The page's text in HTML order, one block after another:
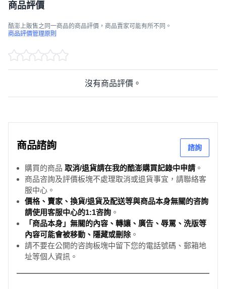
商品評價
酷澎上販售之同一商品的商品評價，商品賣家可能有所不同。
商品評價管理原則
沒有商品評價。
商品諮詢 諮詢
購買的商品 取消/退貨請在我的酷澎購買記錄中申請 。
商品咨詢及評價板塊不處理取消或退貨事宜，請聯絡客
服中心。
價格、賣家、換貨/退貨及配送等與商品本身無關的咨詢
請使用客服中心的1:1咨詢 。
「商品本身」無關的內容、轉讓、廣告、辱罵、洗版等
內容可能會被移動、隱藏或刪除。
請不要在公開的咨詢板塊中留下您的電話號碼、郵箱地
址等個人資訊。